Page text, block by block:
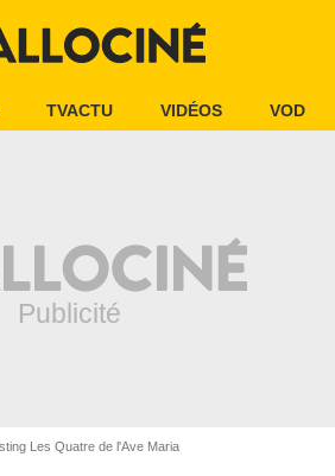
TVACTU VIDÉOS VOD
Les Quatre de l'Ave Maria